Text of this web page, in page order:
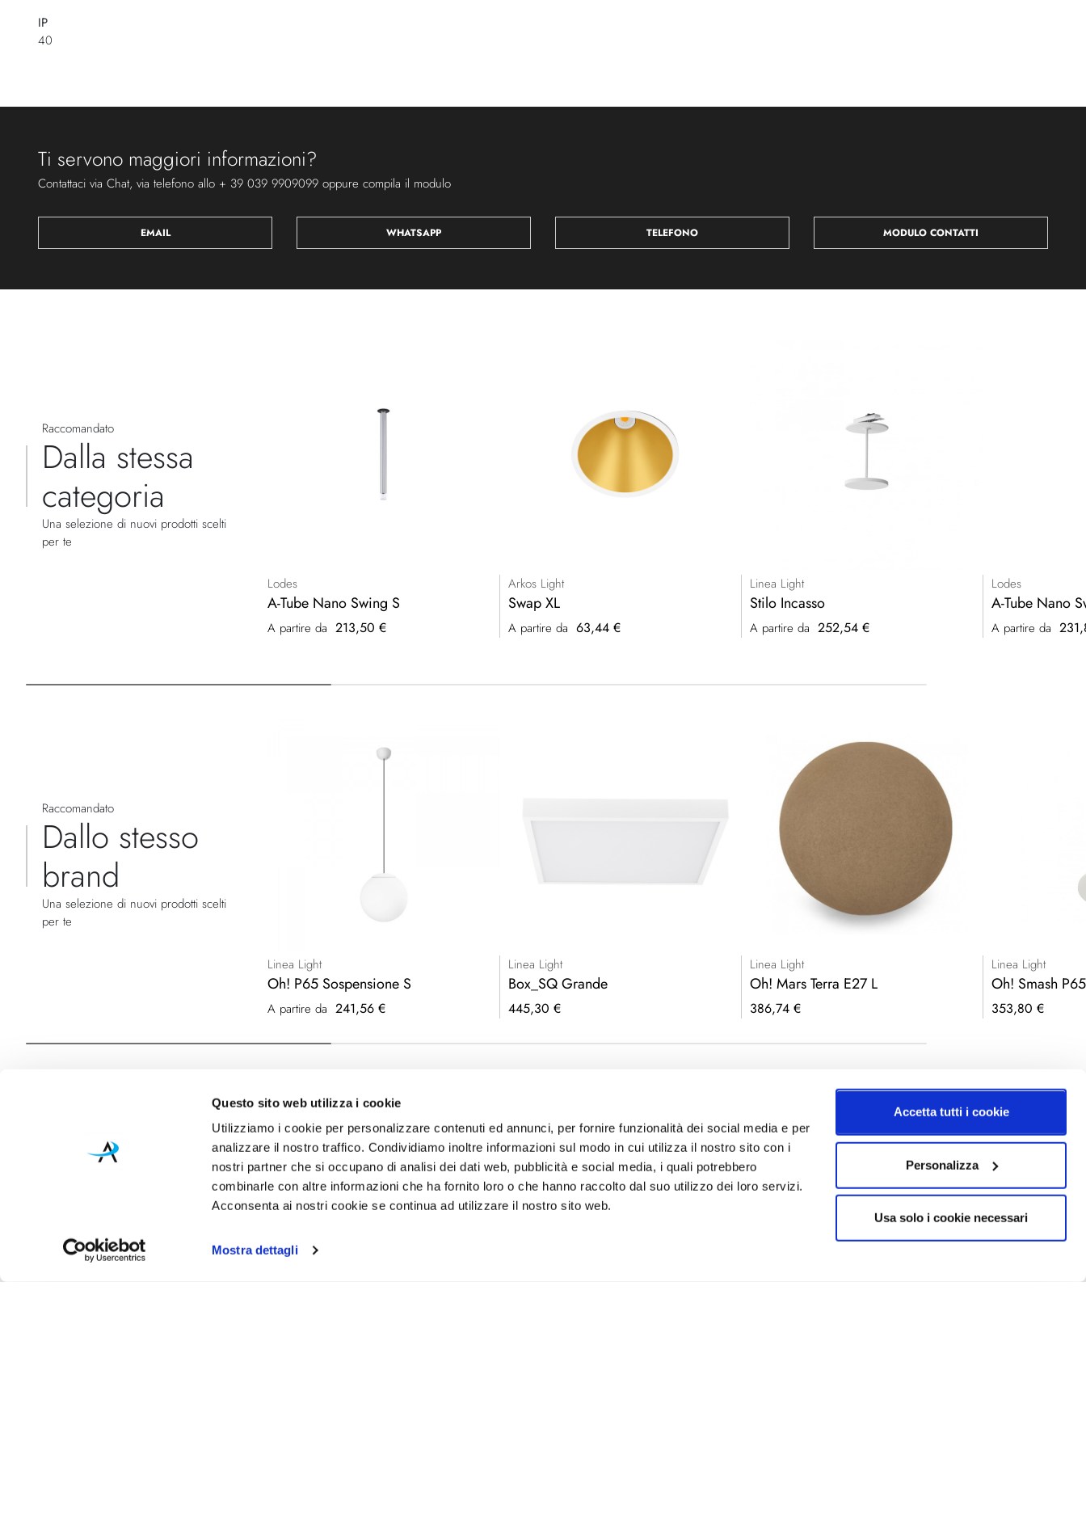
Questo sito web utilizza i cookie
Utilizziamo i cookie per personalizzare contenuti ed annunci, per fornire funzionalità dei social media e per
analizzare il nostro traffico. Condividiamo inoltre informazioni sul modo in cui utilizza il nostro sito con i
nostri partner che si occupano di analisi dei dati web, pubblicità e social media, i quali potrebbero
combinarle con altre informazioni che ha fornito loro o che hanno raccolto dal suo utilizzo dei loro servizi.
Acconsenta ai nostri cookie se continua ad utilizzare il nostro sito web.
Mostra dettagli
Accetta tutti i cookie
Personalizza
Usa solo i cookie necessari
IP
40
Ti servono maggiori informazioni?
Contattaci via Chat, via telefono allo + 39 039 9909099 oppure compila il modulo
EMAIL WHATSAPP TELEFONO MODULO CONTATTI
Raccomandato
Dalla stessa
categoria
Una selezione di nuovi prodotti scelti
per te
Lodes
A-Tube Nano Swing S
A partire da 213,50 €
Arkos Light
Swap XL
A partire da 63,44 €
Linea Light
Stilo Incasso
A partire da 252,54 €
Lodes
A-Tube Nano
A partire da
Raccomandato
Dallo stesso
brand
Una selezione di nuovi prodotti scelti
per te
Linea Light
Oh! P65 Sospensione S
A partire da 241,56 €
Linea Light
Box_SQ Grande
445,30 €
Linea Light
Oh! Mars Terra E27 L
386,74 €
Linea Light
Oh! Smash
353,80 €